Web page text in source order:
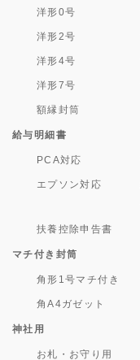
洋形0号
洋形2号
洋形4号
洋形7号
額縁封筒
給与明細書
PCA対応
エプソン対応
扶養控除申告書
マチ付き封筒
角形1号マチ付き
角A4ガゼット
神社用
お札・お守り用